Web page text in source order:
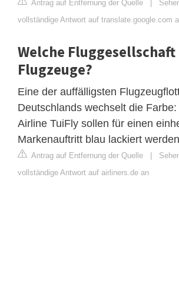
Antrag auf Entfernung der Quelle
vollständige Antwort auf translate.google.com
Welche
Flugzeuge?
Eine der auffälligsten
Deutschlands wechselt die
Airline TuiFly sollen für einen
Markenauftritt blau lackiert
Antrag auf Entfernung der Quelle |
vollständige Antwort auf airliners.de an